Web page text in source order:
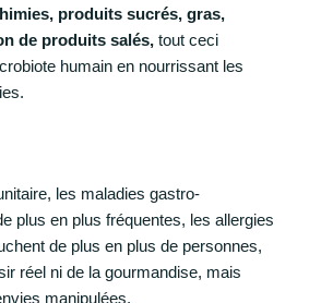
produits sucrés, gras,
de produits salés, tout ceci
humain en nourrissant les
les maladies gastro-
plus en plus fréquentes, les allergies
de plus en plus de personnes,
réel ni de la gourmandise, mais
manipulées.